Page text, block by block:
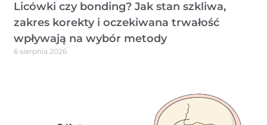
Licówki czy bonding? Jak stan szkliwa,
zakres korekty i oczekiwana trwałość
wpływają na wybór metody
6 sierpnia 2026